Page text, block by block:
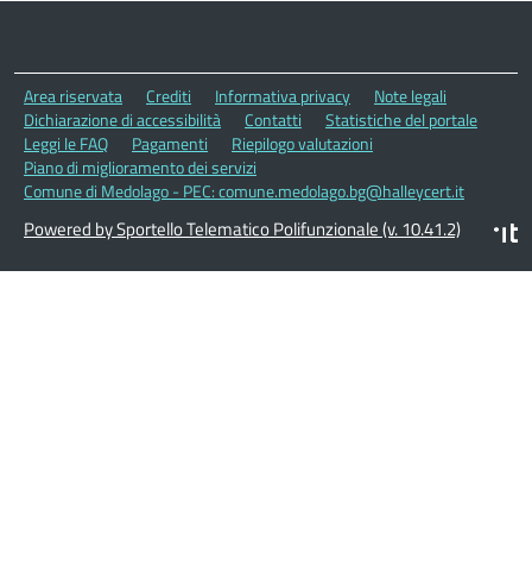
Area riservata Crediti Informativa privacy
Note legali
Dichiarazione di accessibilità
Contatti
Statistiche del portale
Leggi le FAQ
Pagamenti
Riepilogo valutazioni
Piano di miglioramento dei servizi
Comune di Medolago - PEC: comune.medolago.bg@halleycert.it
Powered by Sportello Telematico Polifunzionale (v. 10.41.2)